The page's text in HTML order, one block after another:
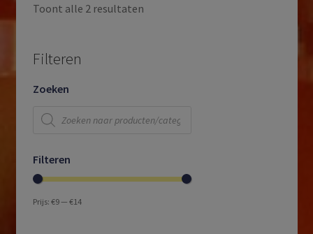
Toont alle 2 resultaten
Filteren
Zoeken
Producten
zoeken
Filteren
Prijs: €9— €14